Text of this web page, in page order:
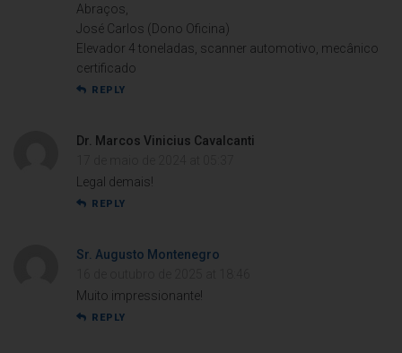
Abraços,
José Carlos (Dono Oficina)
Elevador 4 toneladas, scanner automotivo, mecânico
certificado
REPLY
Dr. Marcos Vinicius Cavalcanti
Legal demais!
REPLY
Sr. Augusto Montenegro
Muito impressionante!
REPLY